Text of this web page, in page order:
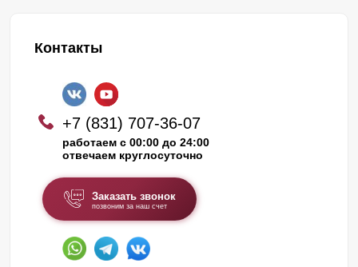
Контакты
+7 (831) 707-36-07
работаем с 00:00 до 24:00
отвечаем круглосуточно
Заказать звонок
позвоним за наш счет